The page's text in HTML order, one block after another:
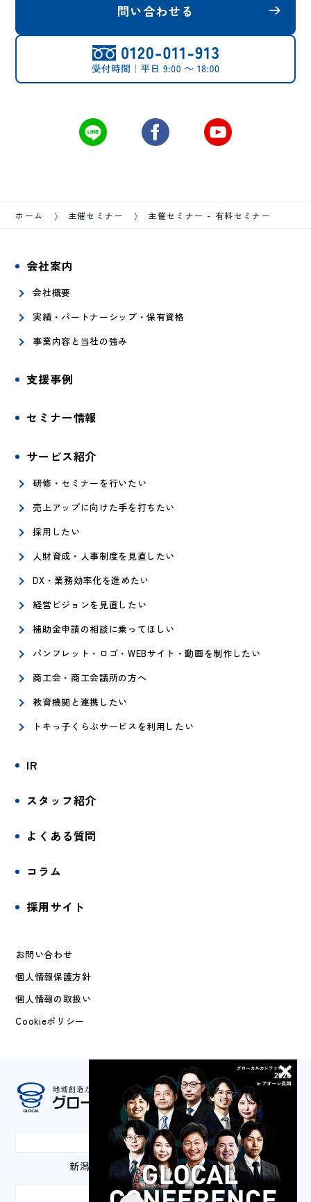
問い合わせる
ホーム 主催セミナー 主催セミナー - 有料セミナー
会社案内
会社概要
実績・パートナーシップ・保有資格
事業内容と当社の強み
支援事例
セミナー情報
サービス紹介
研修・セミナーを行いたい
売上アップに向けた手を打ちたい
採用したい
人財育成・人事制度を見直したい
DX・業務効率化を進めたい
経営ビジョンを見直したい
補助金申請の相談に乗ってほしい
パンフレット・ロゴ・WEBサイト・動画を制作したい
商工会・商工会議所の方へ
教育機関と連携したい
トキっ子くらぶサービスを利用したい
IR
スタッフ紹介
よくある質問
コラム
採用サイト
お問い合わせ
個人情報保護方針
個人情報の取扱い
Cookieポリシー
本社
新潟県長岡市城内町3-2-1 山嘉ビル3F
東京事務所